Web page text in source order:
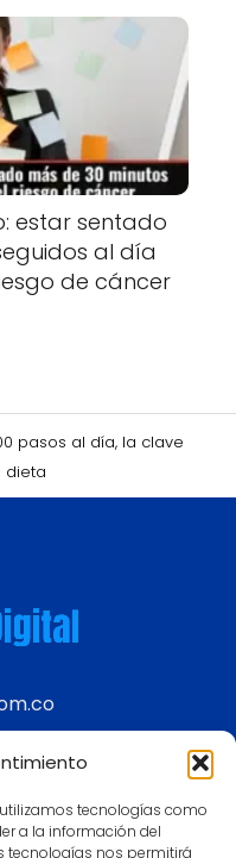
tecnologías como
a la información del
tecnologías nos permitirá
estar sentado
al día
de cáncer
pasos al día, la clave
dieta
de temas